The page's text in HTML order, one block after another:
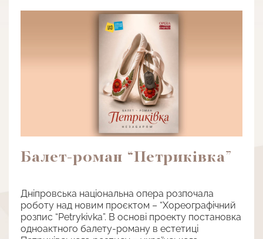
Балет-роман “Петриківка”
Дніпровська національна опера розпочала
роботу над новим проєктом – “Хореографічний
розпис “Petrykivka”. В основі проекту постановка
одноактного балету-роману в естетиці